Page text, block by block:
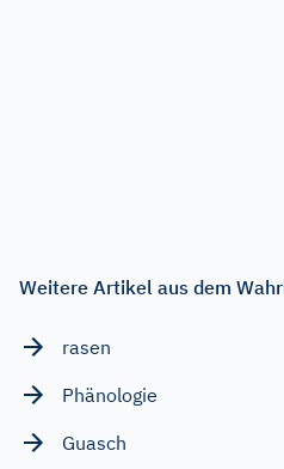
Weitere Artikel aus dem
rasen
Phänologie
Guasch